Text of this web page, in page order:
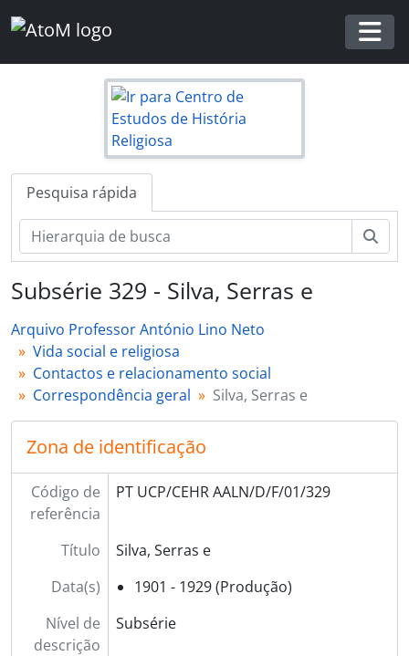
Skip to main content
Pesquisa rápida
Subsérie 329 - Silva, Serras e
Arquivo Professor António Lino Neto
Vida social e religiosa
Contactos e relacionamento social
Correspondência geral
Silva, Serras e
Zona de identificação
Código de
referência
PT UCP/CEHR AALN/D/F/01/329
Título
Silva, Serras e
Data(s)
1901 - 1929 (Produção)
Nível de
descrição
Subsérie